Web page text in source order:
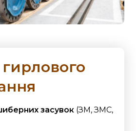
засувок (ЗМ, ЗМС,